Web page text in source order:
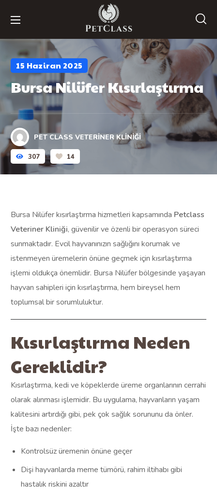
15 Haziran 2025
Bursa Nilüfer Kısırlaştırma
PET CLASS VETERINER KLINIĞI
307 14
Bursa Nilüfer kısırlaştırma hizmetleri kapsamında Petclass
Veteriner Kliniği, güvenilir ve özenli bir operasyon süreci
sunmaktadır. Evcil hayvanınızın sağlığını korumak ve
istenmeyen üremelerin önüne geçmek için kısırlaştırma
işlemi oldukça önemlidir. Bursa Nilüfer bölgesinde yaşayan
hayvan sahipleri için kısırlaştırma, hem bireysel hem
toplumsal bir sorumluluktur.
Kısırlaştırma Neden
Gereklidir?
Kısırlaştırma, kedi ve köpeklerde üreme organlarının cerrahi
olarak alınması işlemidir. Bu uygulama, hayvanların yaşam
kalitesini artırdığı gibi, pek çok sağlık sorununu da önler.
İşte bazı nedenler:
Kontrolsüz üremenin önüne geçer
Dişi hayvanlarda meme tümörü, rahim iltihabı gibi
hastalık riskini azaltır